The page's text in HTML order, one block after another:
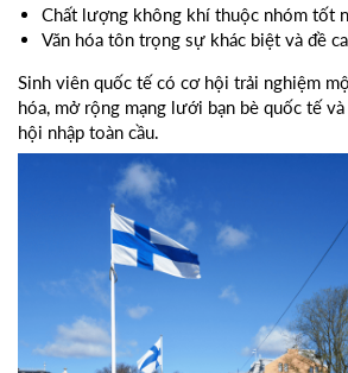
Chất lượng không khí thuộc nhóm tốt
Văn hóa tôn trọng sự khác biệt và đề
Sinh viên quốc tế có cơ hội trải nghiệm
hóa, mở rộng mạng lưới bạn bè quốc tế
hội nhập toàn cầu.